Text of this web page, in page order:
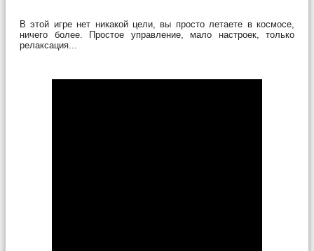
В этой игре нет никакой цели, вы просто летаете в космосе,
ничего более. Простое управление, мало настроек, только
релаксация...